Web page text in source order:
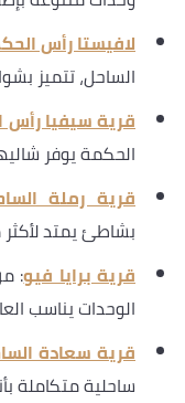
لافيستا رأس
الساحل، تتميز
قرية سيفيا رأس
الحكمة يوفر
قرية رملة
بشاطئ يمتد
قرية برايا فيو:
الوحدات يناسب
قرية سعادة
ساحلية متكاملة